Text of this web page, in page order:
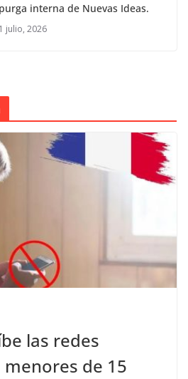
interna de Nuevas Ideas.
julio, 2026
las redes
menores de 15